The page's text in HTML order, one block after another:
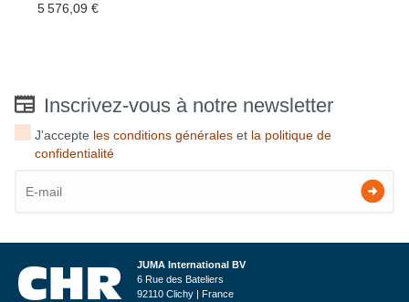
5 576,09 €
Inscrivez-vous à notre newsletter
J'accepte les conditions générales et la politique de
confidentialité
JUMA International BV
6 Rue des Bateliers
92110 Clichy | France